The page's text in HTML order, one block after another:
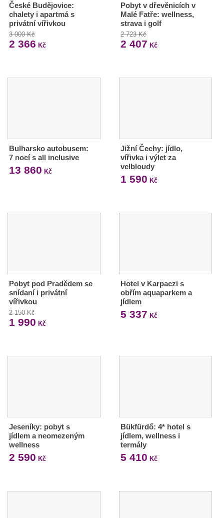
České Budějovice:
chalety i apartmá s
privátní vířivkou
3 000 Kč
2 366 Kč
Pobyt v dřevěnicích v
Malé Fatře: wellness,
strava i golf
2 723 Kč
2 407 Kč
Bulharsko autobusem:
7 nocí s all inclusive
13 860 Kč
Jižní Čechy: jídlo,
vířivka i výlet za
velbloudy
1 590 Kč
Pobyt pod Pradědem se
snídaní i privátní
vířivkou
2 150 Kč
1 990 Kč
Hotel v Karpaczi s
obřím aquaparkem a
jídlem
5 337 Kč
Jeseníky: pobyt s
jídlem a neomezeným
wellness
2 590 Kč
Bükfürdő: 4* hotel s
jídlem, wellness i
termály
5 410 Kč